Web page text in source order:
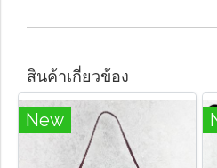
สินค้าเกี่ยวข้อง
New